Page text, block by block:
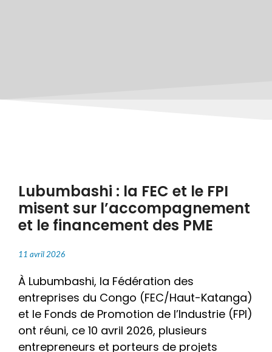
Lubumbashi : la FEC et le FPI
misent sur l’accompagnement
et le financement des PME
11 avril 2026
À Lubumbashi, la Fédération des
entreprises du Congo (FEC/Haut-Katanga)
et le Fonds de Promotion de l’Industrie (FPI)
ont réuni, ce 10 avril 2026, plusieurs
entrepreneurs et porteurs de projets